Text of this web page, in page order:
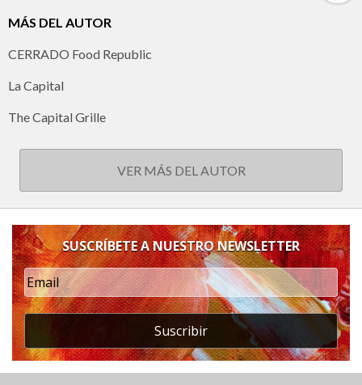
MÁS DEL AUTOR
CERRADO Food Republic
La Capital
The Capital Grille
VER MÁS DEL AUTOR
SUSCRÍBETE A NUESTRO NEWSLETTER
Suscribir